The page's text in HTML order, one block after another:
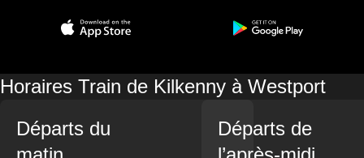
Horaires Train de Kilkenny à Westport
Départs du
Départs de